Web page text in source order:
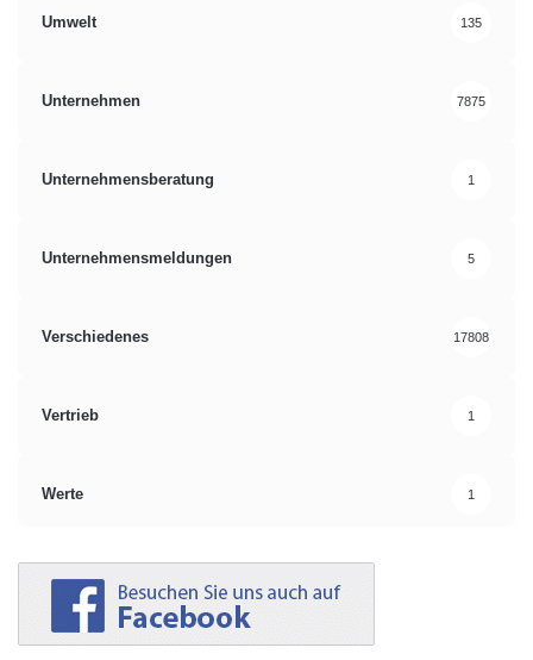
Umwelt 135
Unternehmen 7875
Unternehmensberatung 1
Unternehmensmeldungen 5
Verschiedenes 17808
Vertrieb 1
Werte 1